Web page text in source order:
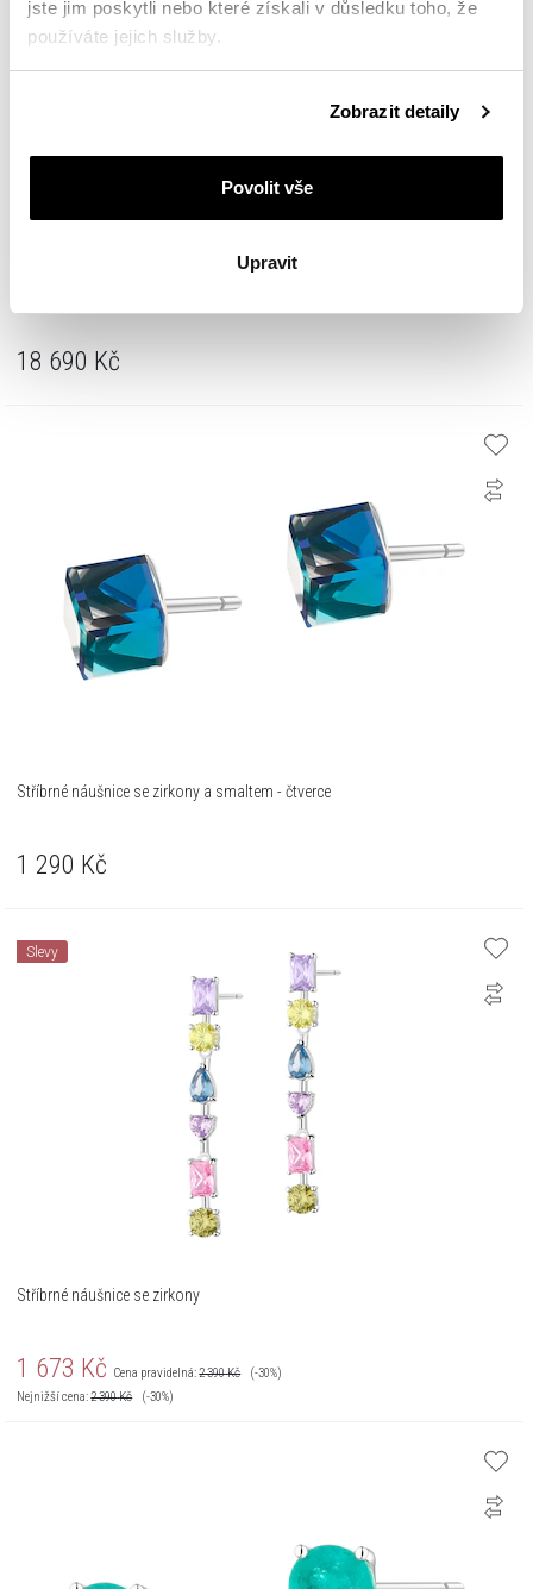
jste jim poskytli nebo které získali v důsledku toho, že
používáte jejich služby.
Zásadách ochrany osobních údajů
Zobrazit detaily
Povolit vše
Upravit
18 690 Kč
Stříbrné náušnice se zirkony a smaltem - čtverce
1 290 Kč
Slevy
Stříbrné náušnice se zirkony
1 673 Kč Cena pravidelná:2 390Kč
(-30%)
Nejnižší cena:2 390Kč (-30%)